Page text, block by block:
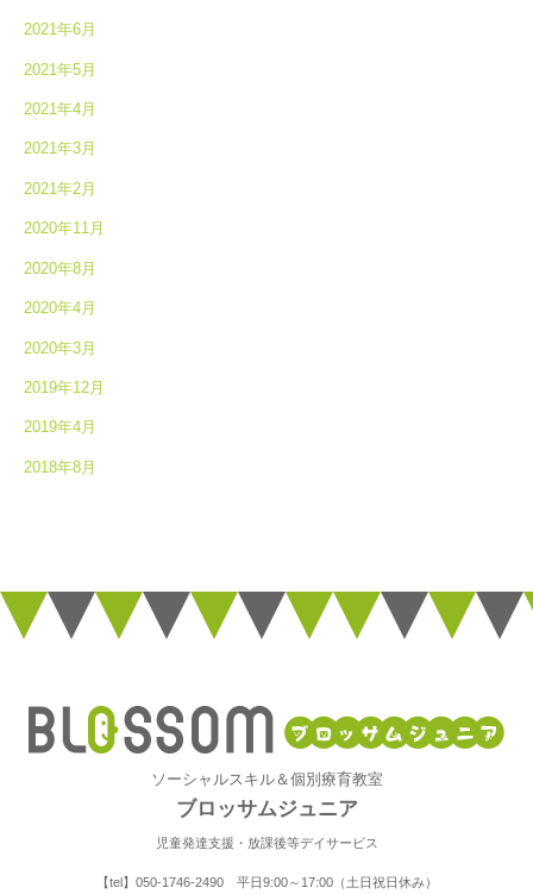
2021年6月
2021年5月
2021年4月
2021年3月
2021年2月
2020年11月
2020年8月
2020年4月
2020年3月
2019年12月
2019年4月
2018年8月
ソーシャルスキル＆個別療育教室
ブロッサムジュニア
児童発達支援・放課後等デイサービス
【tel】050-1746-2490 平日9:00～17:00（土日祝日休み）